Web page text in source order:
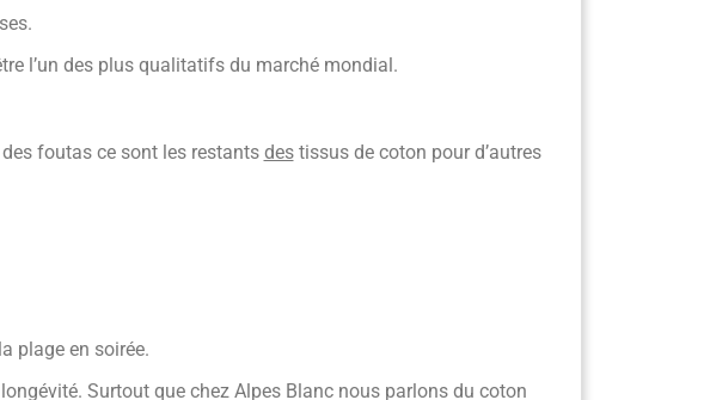
l’un des plus qualitatifs du marché mondial.
foutas ce sont les restants destissus de coton pour d’autres
plage en soirée.
Surtout que chez Alpes Blanc nous parlons du coton